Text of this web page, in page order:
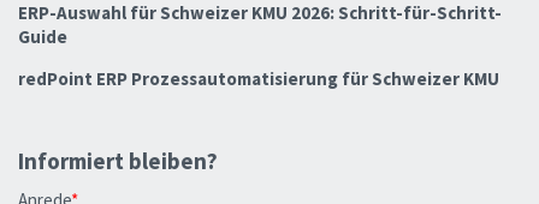
ERP-Auswahl für Schweizer KMU 2026: Schritt-für-Schritt-
Guide
redPoint ERP Prozessautomatisierung für Schweizer KMU
Informiert bleiben?